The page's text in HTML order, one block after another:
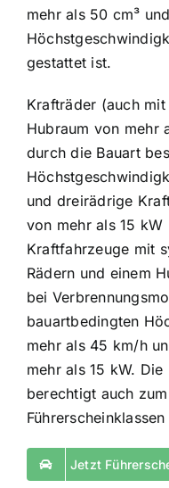
mehr als 50 cm³
gestattet ist.
Krafträder (auch
Hubraum von mehr
durch die Bauart
und dreirädrige
von mehr als 15
Kraftfahrzeuge mit
Rädern und einem
bei
bauartbedingten
mehr als 45 km/h
mehr als 15 kW.
berechtigt auch
Jetzt